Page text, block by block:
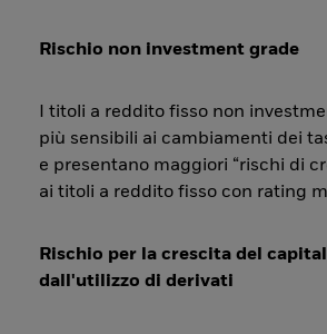
Rischio non investment grade
I titoli a reddito fisso non
più sensibili ai cambiamenti dei
e presentano maggiori “rischi di
ai titoli a reddito fisso con rating
Rischio per la crescita del
dall'utilizzo di derivati